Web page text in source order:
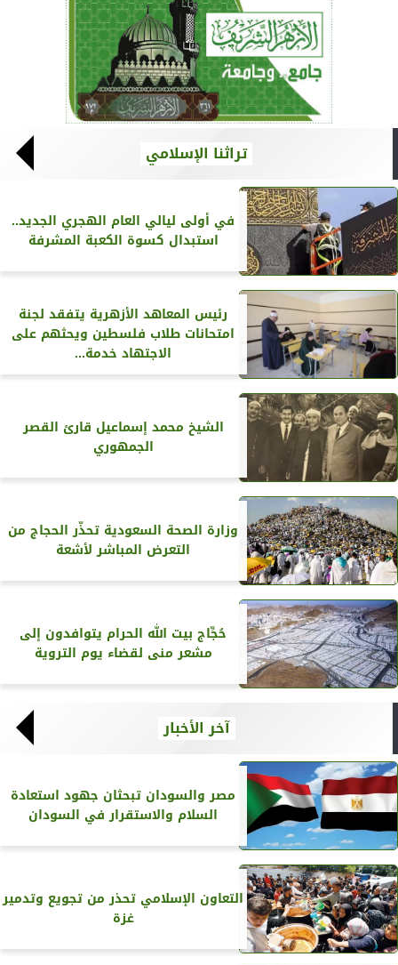
تراثنا الإسلامي
في أولى ليالي العام الهجري الجديد..
استبدال كسوة الكعبة المشرفة
رئيس المعاهد الأزهرية يتفقد لجنة
امتحانات طلاب فلسطين ويحثهم على
الاجتهاد خدمة...
الشيخ محمد إسماعيل قارئ القصر
الجمهوري
وزارة الصحة السعودية تحذّر الحجاج من
التعرض المباشر لأشعة
حُجِّاج بيت الله الحرام يتوافدون إلى
مشعر منى لقضاء يوم التروية
آخر الأخبار
مصر والسودان تبحثان جهود استعادة
السلام والاستقرار في السودان
التعاون الإسلامي تحذر من تجويع وتدمير
غزة